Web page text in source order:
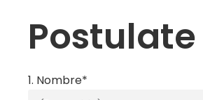
1. Nombre*